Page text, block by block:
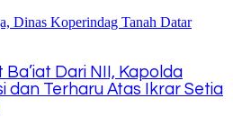
Dari NII, Kapolda
dan Terharu Atas Ikrar Setia